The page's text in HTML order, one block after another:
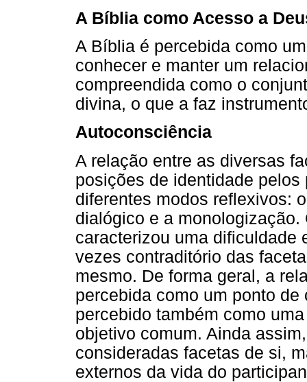
A Bíblia como Acesso a
A Bíblia é percebida como
conhecer e manter um
compreendida como o
divina, o que a faz
Autoconsciência
A relação entre as diversas
posições de identidade
diferentes modos reflexivos:
dialógico e a
caracterizou uma dificuldade
vezes contraditório das
mesmo. De forma geral, a
percebida como um ponto
percebido também como
objetivo comum. Ainda
consideradas facetas de si,
externos da vida do